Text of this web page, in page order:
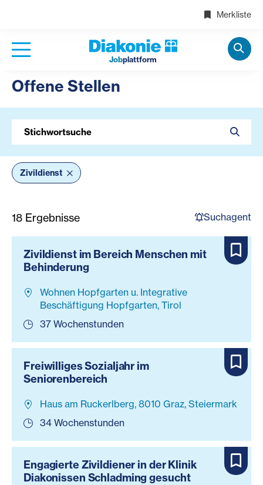
Merkliste
Jobplattform
Offene Stellen
Zivildienst
18 Ergebnisse Suchagent
Zivildienst im Bereich Menschen mit
Behinderung
Wohnen Hopfgarten u. Integrative
Beschäftigung Hopfgarten, Tirol
37 Wochenstunden
Freiwilliges Sozialjahr im
Seniorenbereich
Haus am Ruckerlberg, 8010 Graz, Steiermark
34 Wochenstunden
Engagierte Zivildiener in der Klinik
Diakonissen Schladming gesucht